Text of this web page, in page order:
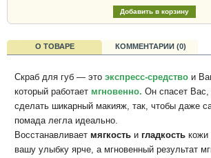
О ТОВАРЕ КОММЕНТАРИИ (0)
Скраб для губ — это экспресс-средство и
который работает мгновенно. Он спасет Вас,
сделать шикарный макияж, так, чтобы даже
помада легла идеально.
Восстанавливает мягкость и гладкость кожи
вашу улыбку ярче, а мгновенный результат